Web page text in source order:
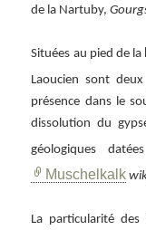
de la Nartuby,
Situées au pied de la
Laoucien sont deux
présence dans le
dissolution du
géologiques
Muschelkalk
La particularité